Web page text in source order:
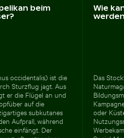
beim
occidentalis) ist die
Sturzflug jagt. Aus
er die Flügel an und
auf die
subkutanes
Aufprall, während
einfängt. Der
Wie
Das
oder